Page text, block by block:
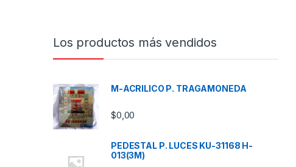
Los productos más vendidos
M-ACRILICO P. TRAGAMONEDA
$0,00
PEDESTAL P. LUCES KU-31168 H-
013(3M)